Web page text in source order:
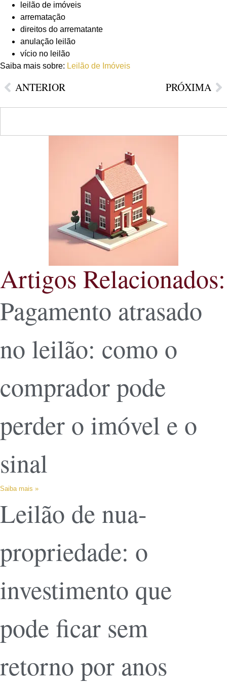
leilão de imóveis
arrematação
direitos do arrematante
anulação leilão
vício no leilão
Saiba mais sobre: Leilão de Imóveis
ANTERIOR PRÓXIMA
Artigos Relacionados:
Pagamento atrasado
no leilão: como o
comprador pode
perder o imóvel e o
sinal
Saiba mais »
Leilão de nua-
propriedade: o
investimento que
pode ficar sem
retorno por anos